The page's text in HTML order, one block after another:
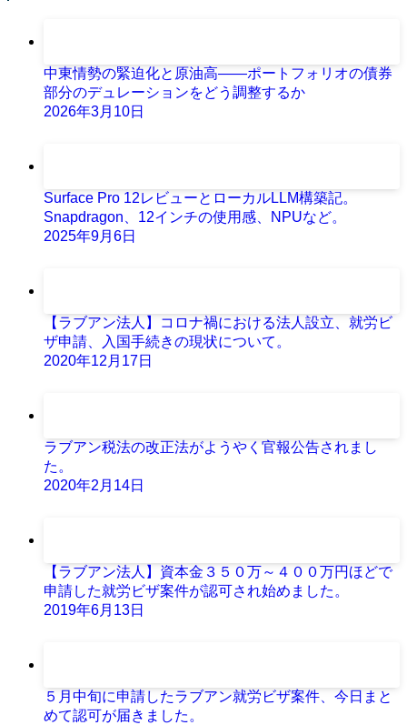
中東情勢の緊迫化と原油高――ポートフォリオの債券
部分のデュレーションをどう調整するか
2026年3月10日
Surface Pro 12レビューとローカルLLM構築記。
Snapdragon、12インチの使用感、NPUなど。
2025年9月6日
【ラブアン法人】コロナ禍における法人設立、就労ビ
ザ申請、入国手続きの現状について。
2020年12月17日
ラブアン税法の改正法がようやく官報公告されまし
た。
2020年2月14日
【ラブアン法人】資本金３５０万～４００万円ほどで
申請した就労ビザ案件が認可され始めました。
2019年6月13日
５月中旬に申請したラブアン就労ビザ案件、今日まと
めて認可が届きました。